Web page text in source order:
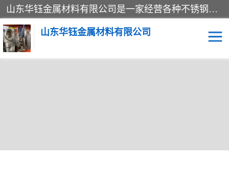
山东华钰金属材料有限公司是一家经营各种不锈钢管材、板材、圆钢、法兰、封头、型材等产品的公司；主营产品有：不锈钢管，激光切割，管件标准件，不锈钢圆钢，不锈钢人孔，不锈钢亮管，不锈钢角钢，不锈钢加工，不锈钢管子，不锈钢工业方管，不锈钢封头，不锈钢法兰，不锈钢阀门，不锈钢槽钢，不锈钢扁钢，不锈钢板等；可为客户制作各种规格的型材及不锈钢配件、非标准件及各种容器具等，能满足客户的不同采购要求。
山东华钰金属材料有限公司